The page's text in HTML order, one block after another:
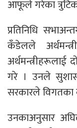
आफूले गरेका
प्रतिनिधि
कँडेलले
अर्थमन्त्रीहरूलाई
गरे । उनले
सरकारले विगतका
उनकाअनुसार